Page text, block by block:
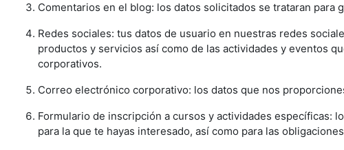
Comentarios en el blog: los datos solicitados se trataran
Redes sociales: tus datos de usuario en nuestras redes
productos y servicios así como de las actividades y eventos
corporativos.
Correo electrónico corporativo: los datos que nos
Formulario de inscripción a cursos y actividades específicas:
para la que te hayas interesado, así como para las